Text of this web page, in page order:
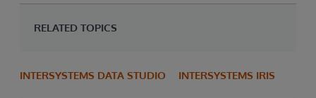
RELATED TOPICS
INTERSYSTEMS DATA STUDIO INTERSYSTEMS IRIS